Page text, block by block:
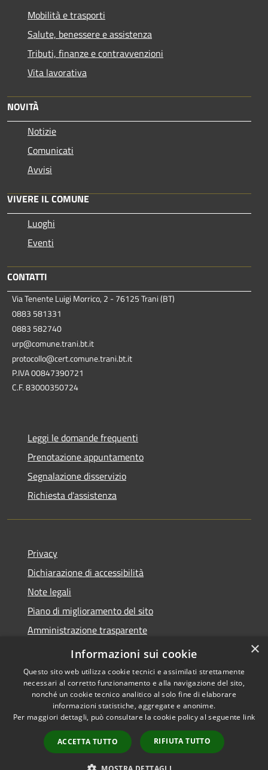
Mobilità e trasporti
Salute, benessere e assistenza
Tributi, finanze e contravvenzioni
Vita lavorativa
NOVITÀ
Notizie
Comunicati
Avvisi
VIVERE IL COMUNE
Luoghi
Eventi
CONTATTI
Via Tenente Luigi Morrico, 2 - 76125 Trani (BT)
0883 581331
0883 582740
urp@comune.trani.bt.it
protocollo@cert.comune.trani.bt.it
P.IVA 00847390721
C.F. 83000350724
Leggi le domande frequenti
Prenotazione appuntamento
Segnalazione disservizio
Richiesta d'assistenza
Privacy
Dichiarazione di accessibilità
Note legali
Piano di miglioramento del sito
Amministrazione trasparente
Albo Pretorio
Accessibilità
Copyright © 2026 • Comune di
Trani • Powered by
Municipium•
Accesso
redazione
×
Informazioni sui cookie
Questo sito web utilizza cookie tecnici e assimilati strettamente
necessari al corretto funzionamento e alla navigazione del sito,
nonché un cookie tecnico analitico al solo fine di elaborare
informazioni statistiche, aggregate e anonime.
Per maggiori dettagli, può consultare la cookie policy al seguente link
ACCETTA TUTTO RIFIUTA TUTTO